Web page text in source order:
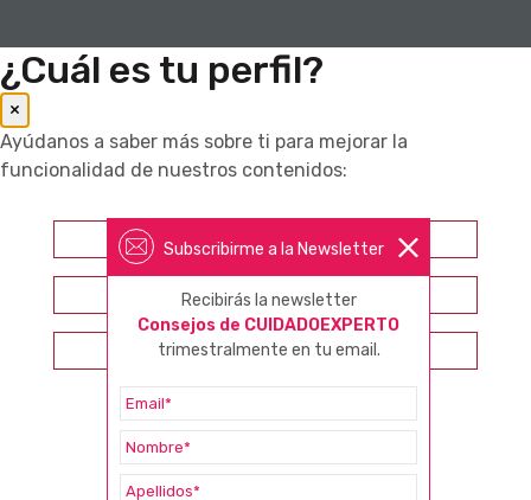
Subscribirme a la Newsletter
Recibirás la newsletter
Consejos de CUIDADOEXPERTO
trimestralmente en tu email.
¿Cuál es tu perfil?
×
Ayúdanos a saber más sobre ti para mejorar la
funcionalidad de nuestros contenidos:
Farmacéutico
Otros profesionales sanitarios
Consumidor